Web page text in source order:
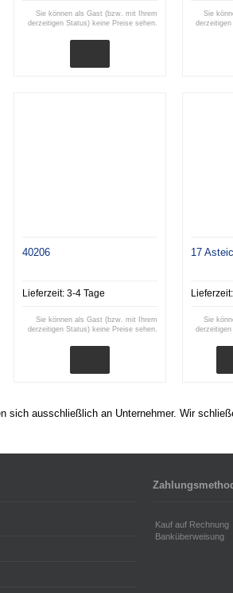
Sie können als Gast (bzw. mit Ihrem
derzeitigen Status) keine Preise sehen.
Sie
40206
Lieferzeit: 3-4 Tage
Sie können als Gast (bzw. mit Ihrem
derzeitigen Status) keine Preise sehen.
17
Lieferzeit:
Sie
sich ausschließlich an Unternehmer. Wir
Kauf auf Rechnung
Banküberweisung